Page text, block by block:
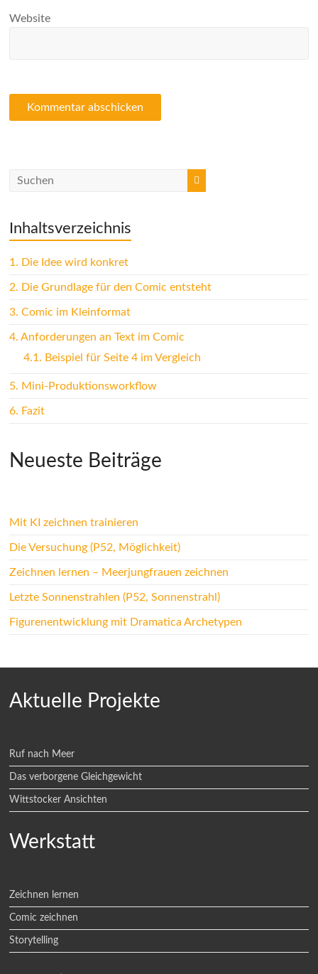
Website
Inhaltsverzeichnis
1. Die Idee wird konkret
2. Die Grundlage für den Comic entsteht
3. Comic im Kleinformat
4. Anforderungen an Text im Comic
4.1. Beispiel für Seite 4 im Vergleich
5. Mini-Produktionsworkflow
6. Fazit
Neueste Beiträge
Mit KI zeichnen trainieren
Die Versuchung (P52, Möglichkeit)
Zeichnen lernen – Meerjungfrauen zeichnen
Letzte Sonnenstrahlen (P52, Sonnenstrahl)
Figurenentwicklung mit Dramatica Archetypen
Aktuelle Projekte
Ruf nach Meer
Das verborgene Gleichgewicht
Wittstocker Ansichten
Werkstatt
Zeichnen lernen
Comic zeichnen
Storytelling